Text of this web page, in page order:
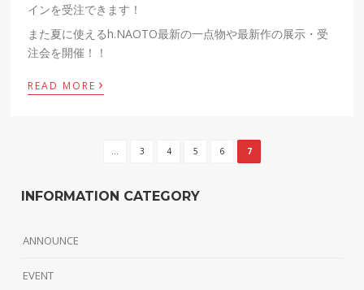
インを受注できます！
また夏に使えるh.NAOTO最新の一点物や最新作の展示・受
注会を開催！！
READ MORE ›
3 4 5 6 7
INFORMATION CATEGORY
ANNOUNCE
EVENT